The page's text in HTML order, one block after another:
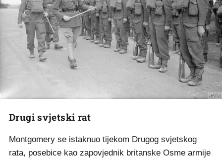
Drugi svjetski rat
Montgomery se istaknuo tijekom Drugog svjetskog
rata, posebice kao zapovjednik britanske Osme armije